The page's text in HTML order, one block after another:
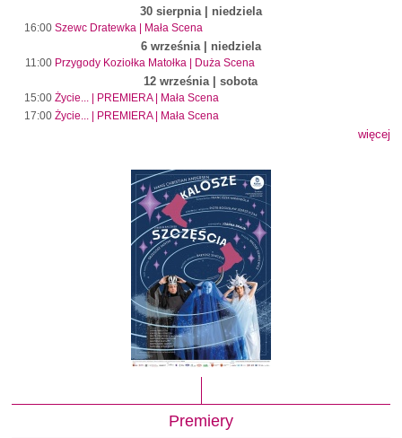
30 sierpnia | niedziela
16:00 Szewc Dratewka | Mała Scena
6 września | niedziela
11:00 Przygody Koziołka Matołka | Duża Scena
12 września | sobota
15:00 Życie... | PREMIERA | Mała Scena
17:00 Życie... | PREMIERA | Mała Scena
więcej
Premiery